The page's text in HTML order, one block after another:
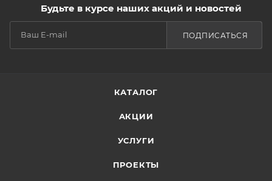
Будьте в курсе наших акций и новостей
ПОДПИСАТЬСЯ
КАТАЛОГ
АКЦИИ
УСЛУГИ
ПРОЕКТЫ